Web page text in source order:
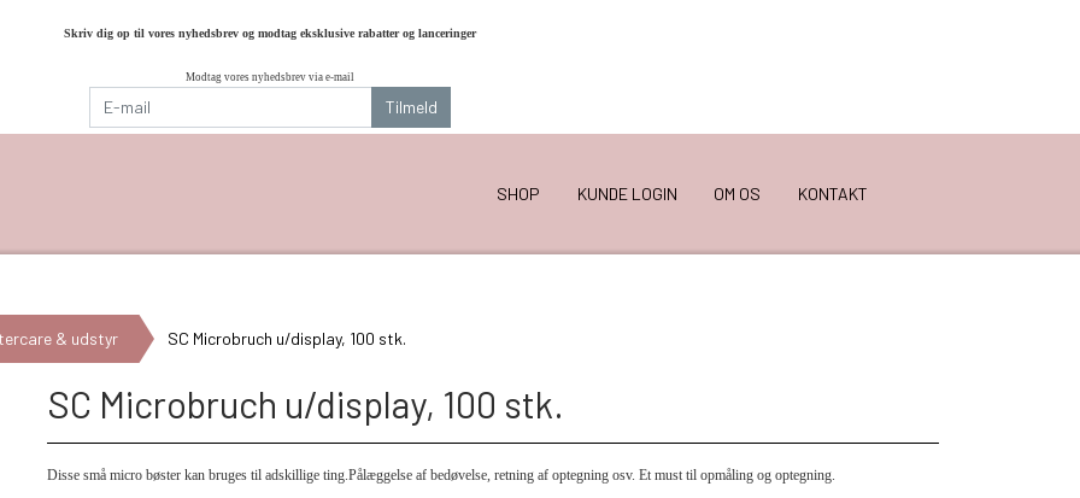
Skriv dig op til vores nyhedsbrev og modtag eksklusive rabatter og lanceringer
Modtag vores nyhedsbrev via e-mail
Tilmeld
SHOP KUNDE LOGIN OM OS KONTAKT
& udstyr SC Microbruch u/display, 100 stk.
SC Microbruch u/display, 100 stk.
Disse små micro bøster kan bruges til adskillige ting.Pålæggelse af bedøvelse, retning af optegning osv. Et must til opmåling og optegning.